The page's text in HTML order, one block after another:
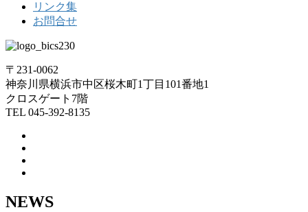
リンク集
お問合せ
〒231-0062
神奈川県横浜市中区桜木町1丁目101番地1
クロスゲート7階
TEL 045-392-8135
NEWS